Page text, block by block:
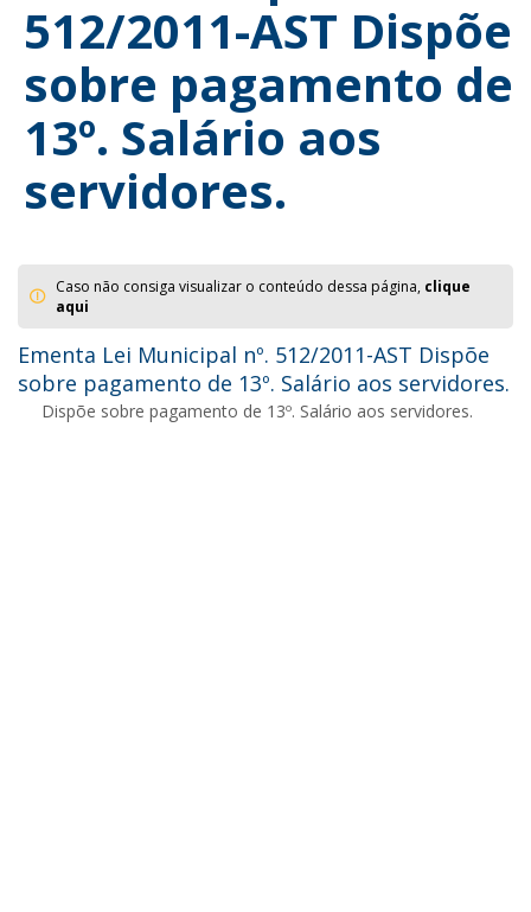
512/2011-AST Dispõe
sobre pagamento de
13º. Salário aos
servidores.
Caso não consiga visualizar o conteúdo dessa página, clique
aqui
Ementa Lei Municipal nº. 512/2011-AST Dispõe
sobre pagamento de 13º. Salário aos servidores.
Dispõe sobre pagamento de 13º. Salário aos servidores.